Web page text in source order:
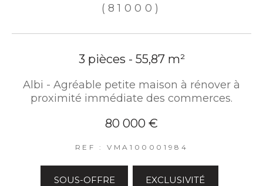
(81000)
3 pièces - 55,87 m²
Albi - Agréable petite maison à rénover à
proximité immédiate des commerces.
80 000 €
REF : VMA100001984
SOUS-OFFRE EXCLUSIVITÉ